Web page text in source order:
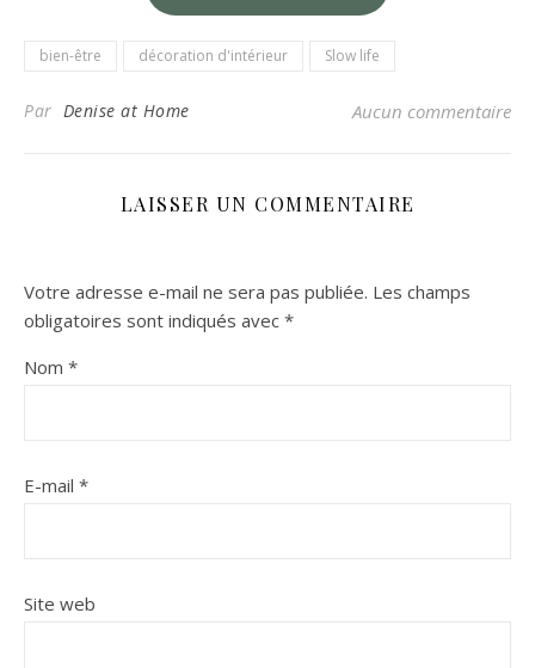
bien-être décoration d'intérieur Slow life
Par Denise at Home Aucun commentaire
LAISSER UN COMMENTAIRE
Votre adresse e-mail ne sera pas publiée. Les champs
obligatoires sont indiqués avec *
Nom *
E-mail *
Site web